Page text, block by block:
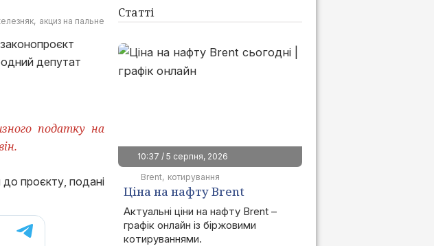
акциз на пальне
депутат
податку на
проєкту, подані
Статті
10:37 / 5 серпня, 2026
Brent котирування
Ціна на нафту Brent
сьогодні | графік онлайн
Актуальні ціни на нафту Brent –
графік онлайн із біржовими
котируваннями.